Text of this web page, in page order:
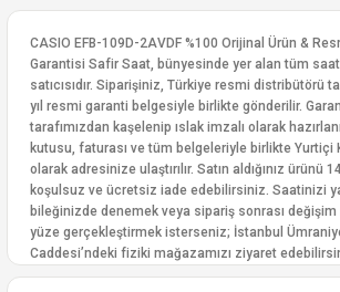
CASIO EFB-109D-2AVDF %100 Orijinal Ürün &
Garantisi Safir Saat, bünyesinde yer alan tüm saat
satıcısıdır. Siparişiniz, Türkiye resmi distribütörü
yıl resmi garanti belgesiyle birlikte gönderilir.
tarafımızdan kaşelenip ıslak imzalı olarak
kutusu, faturası ve tüm belgeleriyle birlikte Yurtiçi
olarak adresinize ulaştırılır. Satın aldığınız ürünü
koşulsuz ve ücretsiz iade edebilirsiniz. Saatinizi
bileğinizde denemek veya sipariş sonrası
yüze gerçekleştirmek isterseniz; İstanbul
Caddesi’ndeki fiziki mağazamızı ziyaret